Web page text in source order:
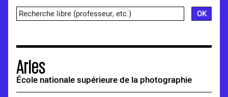
Arles
École nationale supérieure de la photographie